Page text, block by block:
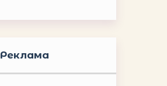
Реклама